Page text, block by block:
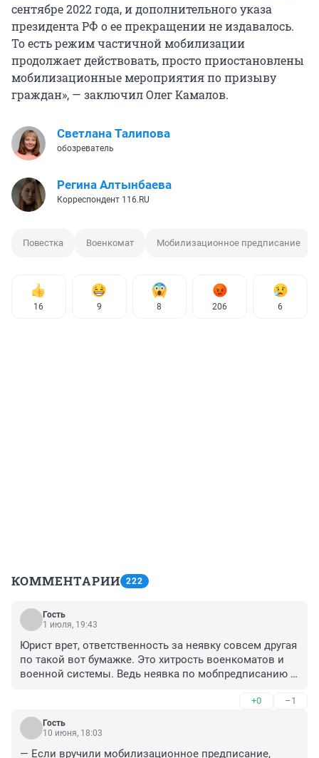
сентябре 2022 года, и дополнительного указа
президента РФ о ее прекращении не издавалось.
То есть режим частичной мобилизации
продолжает действовать, просто приостановлены
мобилизационные мероприятия по призыву
граждан», — заключил Олег Камалов.
Светлана Талипова
обозреватель
Регина Алтынбаева
Корреспондент 116.RU
Повестка Военкомат Мобилизационное предписание
16 9 8 206 6
КОММЕНТАРИИ 222
Гость
1 июля, 19:43
Юрист врет, ответственность за неявку совсем другая
по такой вот бумажке. Это хитрость военкоматов и
военной системы. Ведь неявка по мобпредписанию в
автоматически зачисляет любого гражданина-
запасника в статус военнослужащего-дезертира, не
+0 –1
Гость
10 июня, 18:03
— Если вручили мобилизационное предписание,